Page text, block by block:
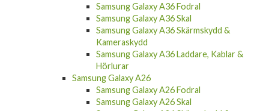
Samsung Galaxy A36 Fodral
Samsung Galaxy A36 Skal
Samsung Galaxy A36 Skärmskydd &
Kameraskydd
Samsung Galaxy A36 Laddare, Kablar &
Hörlurar
Samsung Galaxy A26
Samsung Galaxy A26 Fodral
Samsung Galaxy A26 Skal